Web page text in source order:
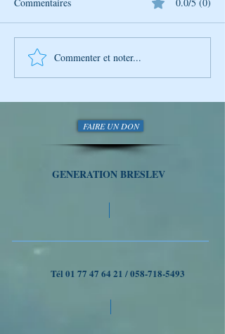
La Photo de la Semaine :
Instantané Captivant
Commenter et noter...
FAIRE UN DON
GENERATION BRESLEV
Tél 01 77 47 64 21 /058-718-5493